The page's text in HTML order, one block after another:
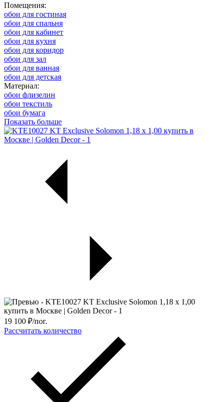
Помещения:
обои для гостиная
обои для спальня
обои для кабинет
обои для кухня
обои для коридор
обои для зал
обои для ванная
обои для детская
Материал:
обои флизелин
обои текстиль
обои бумага
Показать больше
19 100 ₽/пог.
Рассчитать количество